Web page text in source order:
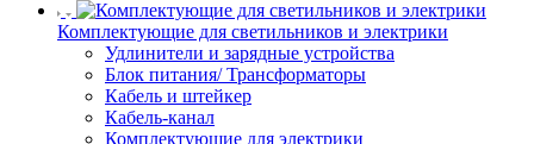
Комплектующие для светильников и электрики
Удлинители и зарядные устройства
Блок питания/ Трансформаторы
Кабель и штейкер
Кабель-канал
Комплектующие для электрики